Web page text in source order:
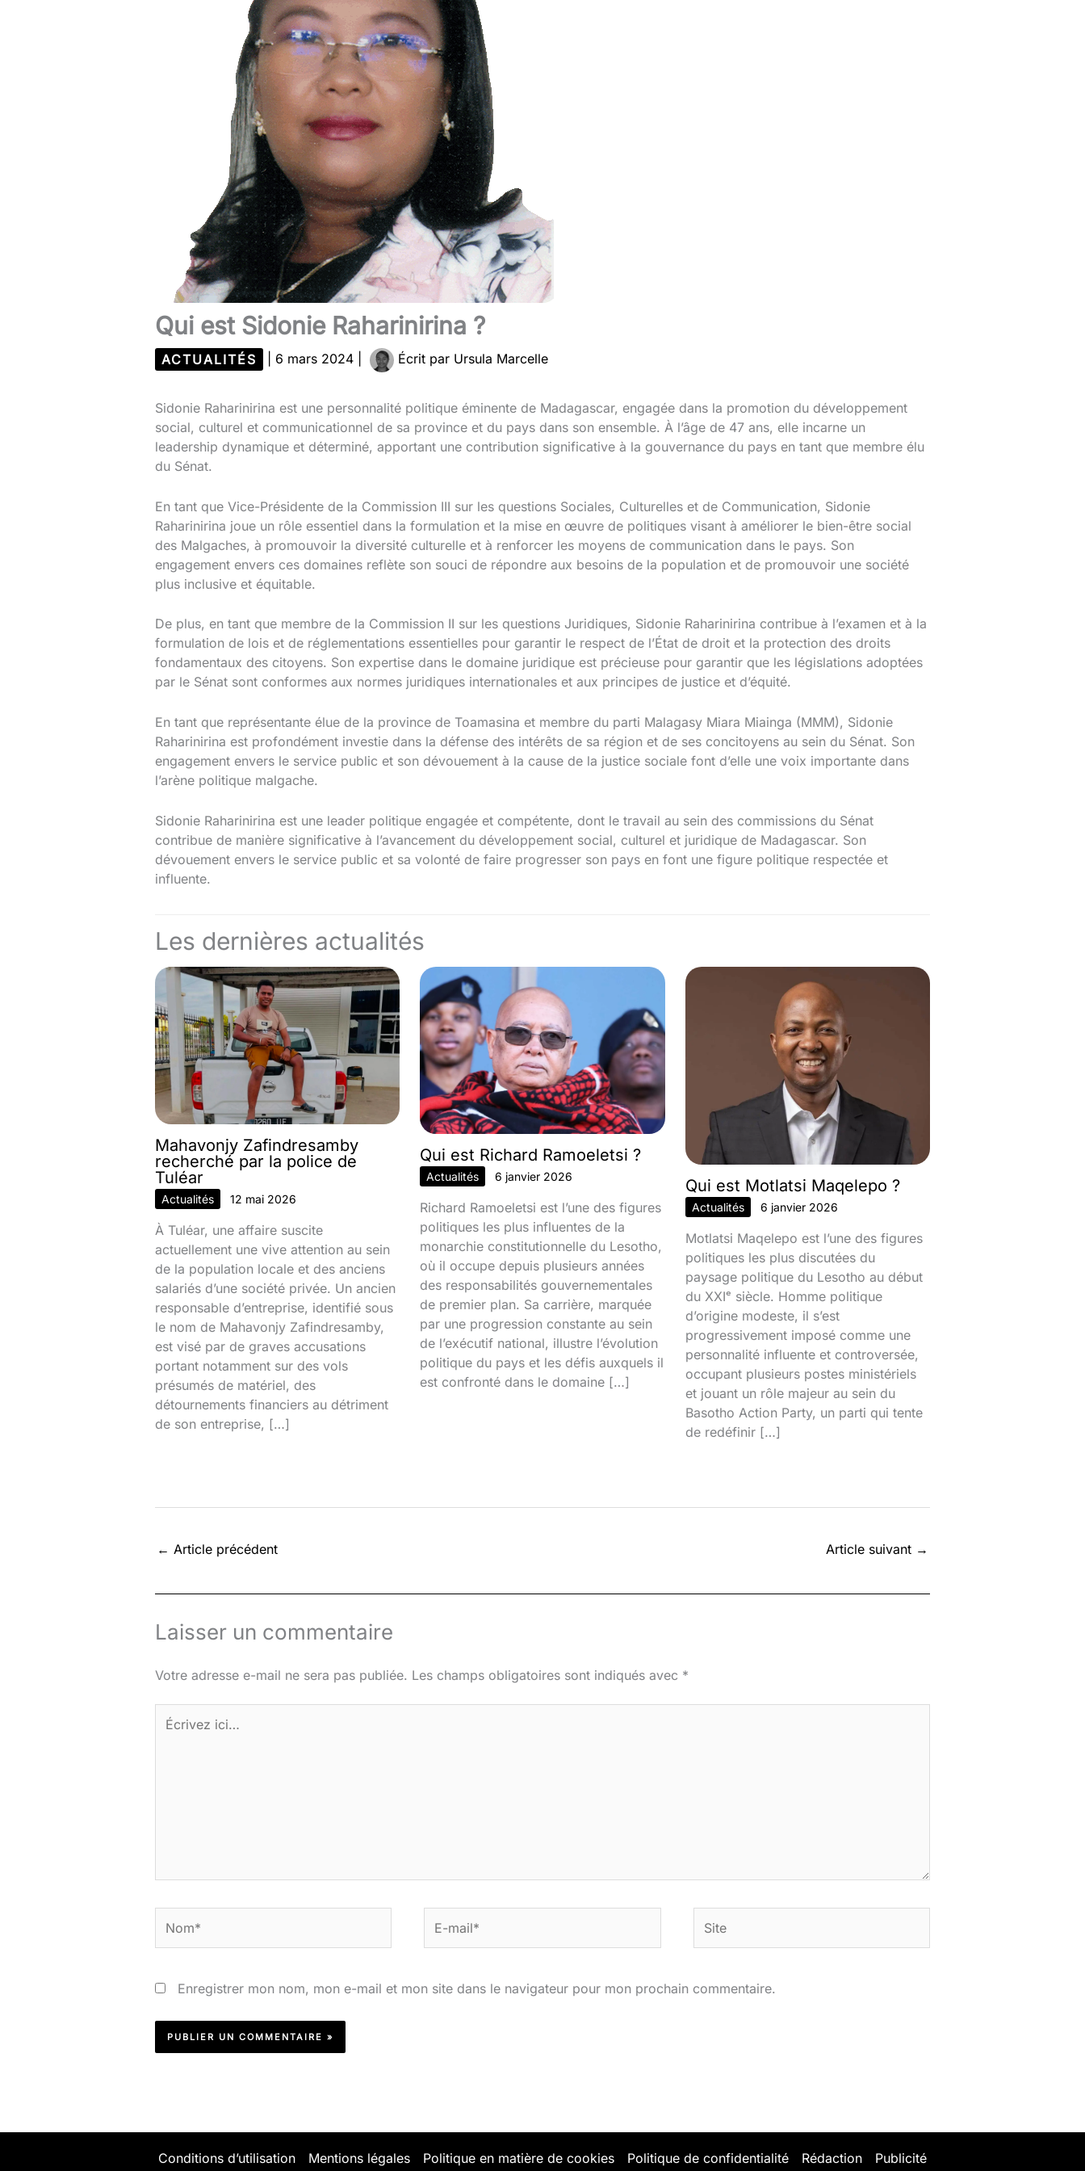
Qui est Sidonie Raharinirina ?
ACTUALITÉS 6 mars 2024 Écrit par Ursula Marcelle
Sidonie Raharinirina est une personnalité politique éminente de Madagascar, engagée dans la promotion du développement
social, culturel et communicationnel de sa province et du pays dans son ensemble. À l’âge de 47 ans, elle incarne un
leadership dynamique et déterminé, apportant une contribution significative à la gouvernance du pays en tant que membre élu
du Sénat.
En tant que Vice-Présidente de la Commission III sur les questions Sociales, Culturelles et de Communication, Sidonie
Raharinirina joue un rôle essentiel dans la formulation et la mise en œuvre de politiques visant à améliorer le bien-être social
des Malgaches, à promouvoir la diversité culturelle et à renforcer les moyens de communication dans le pays. Son
engagement envers ces domaines reflète son souci de répondre aux besoins de la population et de promouvoir une société
plus inclusive et équitable.
De plus, en tant que membre de la Commission II sur les questions Juridiques, Sidonie Raharinirina contribue à l’examen et à la
formulation de lois et de réglementations essentielles pour garantir le respect de l’État de droit et la protection des droits
fondamentaux des citoyens. Son expertise dans le domaine juridique est précieuse pour garantir que les législations adoptées
par le Sénat sont conformes aux normes juridiques internationales et aux principes de justice et d’équité.
En tant que représentante élue de la province de Toamasina et membre du parti Malagasy Miara Miainga (MMM), Sidonie
Raharinirina est profondément investie dans la défense des intérêts de sa région et de ses concitoyens au sein du Sénat. Son
engagement envers le service public et son dévouement à la cause de la justice sociale font d’elle une voix importante dans
l’arène politique malgache.
Sidonie Raharinirina est une leader politique engagée et compétente, dont le travail au sein des commissions du Sénat
contribue de manière significative à l’avancement du développement social, culturel et juridique de Madagascar. Son
dévouement envers le service public et sa volonté de faire progresser son pays en font une figure politique respectée et
influente.
Les dernières actualités
Mahavonjy Zafindresamby
recherché par la police de
Tuléar
Actualités 12 mai 2026
À Tuléar, une affaire suscite
actuellement une vive attention au sein
de la population locale et des anciens
salariés d’une société privée. Un ancien
responsable d’entreprise, identifié sous
le nom de Mahavonjy Zafindresamby,
est visé par de graves accusations
portant notamment sur des vols
présumés de matériel, des
détournements financiers au détriment
de son entreprise, […]
Qui est Richard Ramoeletsi ?
Actualités 6 janvier 2026
Richard Ramoeletsi est l’une des figures
politiques les plus influentes de la
monarchie constitutionnelle du Lesotho,
où il occupe depuis plusieurs années
des responsabilités gouvernementales
de premier plan. Sa carrière, marquée
par une progression constante au sein
de l’exécutif national, illustre l’évolution
politique du pays et les défis auxquels il
est confronté dans le domaine […]
Qui est Motlatsi Maqelepo ?
Actualités 6 janvier 2026
Motlatsi Maqelepo est l’une des figures
politiques les plus discutées du
paysage politique du Lesotho au début
du XXIᵉ siècle. Homme politique
d’origine modeste, il s’est
progressivement imposé comme une
personnalité influente et controversée,
occupant plusieurs postes ministériels
et jouant un rôle majeur au sein du
Basotho Action Party, un parti qui tente
de redéfinir […]
← Article précédent Article suivant →
Laisser un commentaire
Votre adresse e-mail ne sera pas publiée. Les champs obligatoires sont indiqués avec *
ici…
mail*
Enregistrer mon nom, mon e-mail et mon site dans le navigateur pour mon prochain commentaire.
Conditions d’utilisation Mentions légales Politique en matière de cookies Politique de confidentialité Rédaction Publicité